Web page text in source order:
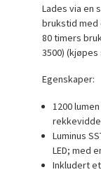
Lades via en
brukstid med
80 timers
3500)
Egenskaper:
1200
Luminus
LED; med
Inkludert et